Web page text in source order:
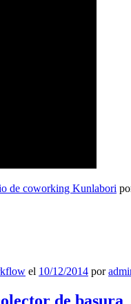
de coworking Kunlabori
el 10/12/2014 por
de basura